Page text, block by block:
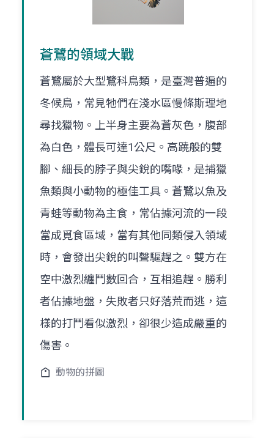
蒼鷺的領域大戰
蒼鷺屬於大型鷺科鳥類，是臺灣普遍的
冬候鳥，常見牠們在淺水區慢條斯理地
尋找獵物。上半身主要為蒼灰色，腹部
為白色，體長可達1公尺。高蹺般的雙
腳、細長的脖子與尖銳的嘴喙，是捕獵
魚類與小動物的極佳工具。蒼鷺以魚及
青蛙等動物為主食，常佔據河流的一段
當成覓食區域，當有其他同類侵入領域
時，會發出尖銳的叫聲驅趕之。雙方在
空中激烈纏鬥數回合，互相追趕。勝利
者佔據地盤，失敗者只好落荒而逃，這
樣的打鬥看似激烈，卻很少造成嚴重的
傷害。
動物的拼圖